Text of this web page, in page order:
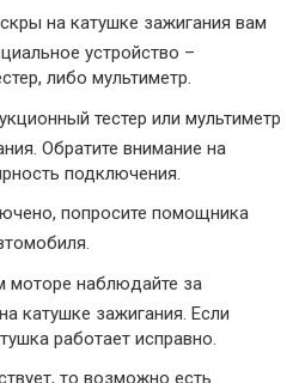
на катушке зажигания вам
устройство –
либо мультиметр.
тестер или мультиметр
Обратите внимание на
подключения.
попросите помощника
наблюдайте за
катушке зажигания. Если
работает исправно.
то возможно есть